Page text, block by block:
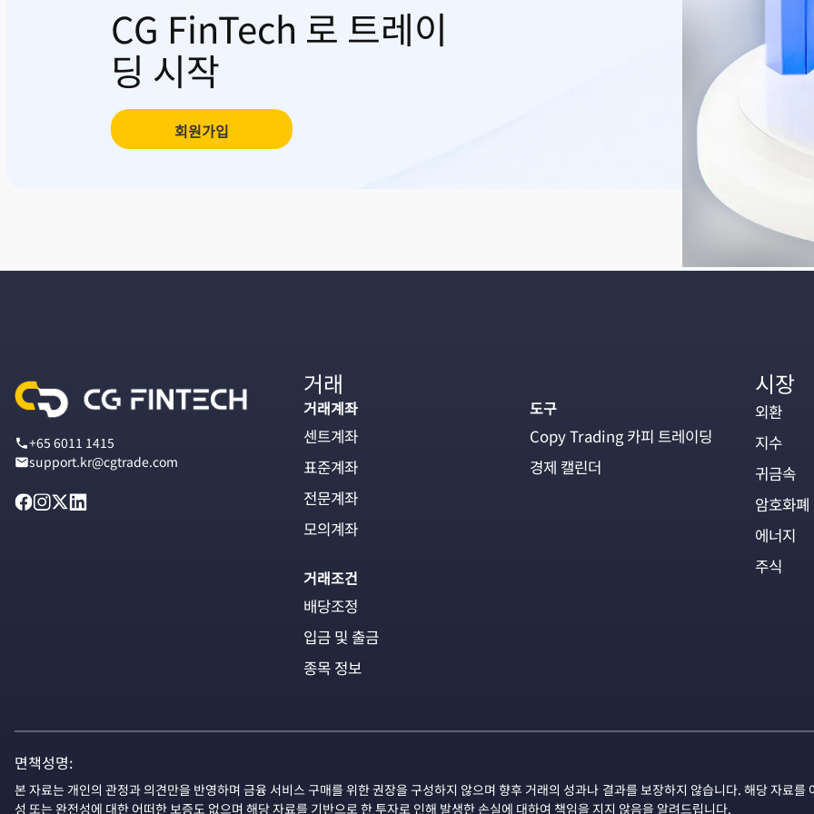
CG FinTech 로 트레이
딩 시작
회원가입
+65 6011 1415
support.kr@cgtrade.com
거래
거래계좌
센트계좌
표준계좌
전문계좌
모의계좌
거래조건
배당조정
입금 및 출금
종목 정보
도구
Copy Trading 카피 트레이딩
경제 캘린더
시장
외환
지수
귀금속
암호화폐
에너지
주식
면책성명:
본 자료는 개인의 관정과 의견만을 반영하며 금융 서비스 구매를 위한 권장을 구성하지 않으며 향후 거래의 성과나 결과를 보장하지 않습니다. 해당 자료
성 또는 완전성에 대한 어떠한 보증도 없으며 해당 자료를 기반으로 한 투자로 인해 발생한 손실에 대하여 책임을 지지 않음을 알려드립니다.